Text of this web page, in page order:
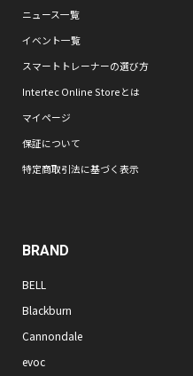
ニュース一覧
イベント一覧
スマートトレーナーの選び方
Intertec Online Storeとは
マイページ
保証について
特定商取引法に基づく表示
BRAND
BELL
Blackburn
Cannondale
evoc